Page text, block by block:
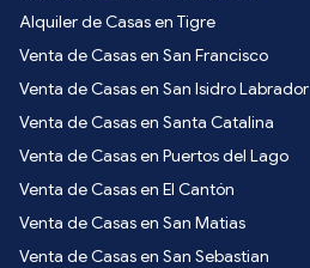
Alquiler de Casas en Tigre
Venta de Casas en San Francisco
Venta de Casas en San Isidro Labrador
Venta de Casas en Santa Catalina
Venta de Casas en Puertos del Lago
Venta de Casas en El Cantón
Venta de Casas en San Matias
Venta de Casas en San Sebastian